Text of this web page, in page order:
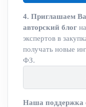
4. Приглашаем
авторский блог
экспертов в
получать новые
ФЗ.
Наша поддержка